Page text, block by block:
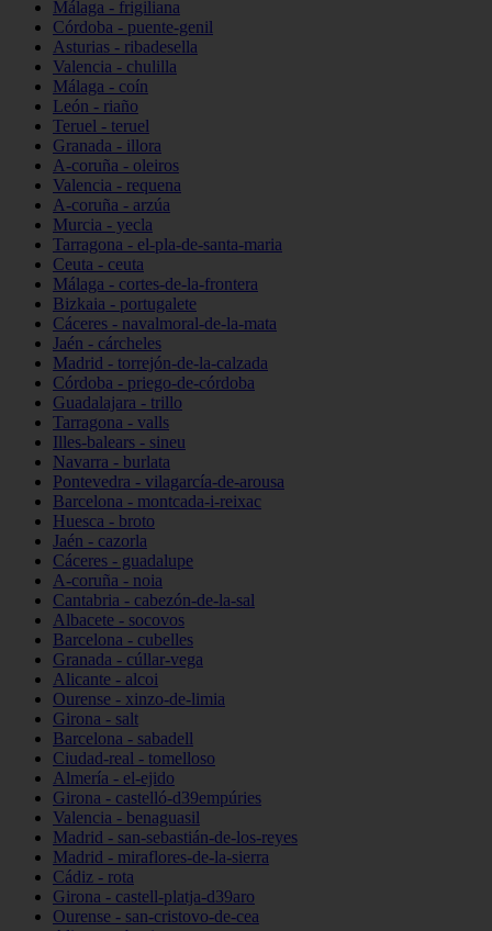
Málaga - frigiliana
Córdoba - puente-genil
Asturias - ribadesella
Valencia - chulilla
Málaga - coín
León - riaño
Teruel - teruel
Granada - illora
A-coruña - oleiros
Valencia - requena
A-coruña - arzúa
Murcia - yecla
Tarragona - el-pla-de-santa-maria
Ceuta - ceuta
Málaga - cortes-de-la-frontera
Bizkaia - portugalete
Cáceres - navalmoral-de-la-mata
Jaén - cárcheles
Madrid - torrejón-de-la-calzada
Córdoba - priego-de-córdoba
Guadalajara - trillo
Tarragona - valls
Illes-balears - sineu
Navarra - burlata
Pontevedra - vilagarcía-de-arousa
Barcelona - montcada-i-reixac
Huesca - broto
Jaén - cazorla
Cáceres - guadalupe
A-coruña - noia
Cantabria - cabezón-de-la-sal
Albacete - socovos
Barcelona - cubelles
Granada - cúllar-vega
Alicante - alcoi
Ourense - xinzo-de-limia
Girona - salt
Barcelona - sabadell
Ciudad-real - tomelloso
Almería - el-ejido
Girona - castelló-d39empúries
Valencia - benaguasil
Madrid - san-sebastián-de-los-reyes
Madrid - miraflores-de-la-sierra
Cádiz - rota
Girona - castell-platja-d39aro
Ourense - san-cristovo-de-cea